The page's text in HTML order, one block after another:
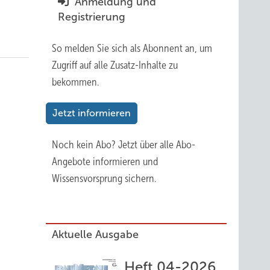
Registrierung
So melden Sie sich als Abonnent an, um
Zugriff auf alle Zusatz-Inhalte zu
bekommen.
Jetzt informieren
Noch kein Abo? Jetzt über alle Abo-
Angebote informieren und
Wissensvorsprung sichern.
Aktuelle Ausgabe